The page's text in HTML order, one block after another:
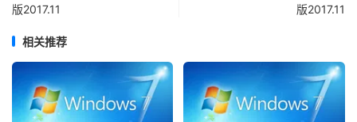
版2017.11
版2017.11
相关推荐